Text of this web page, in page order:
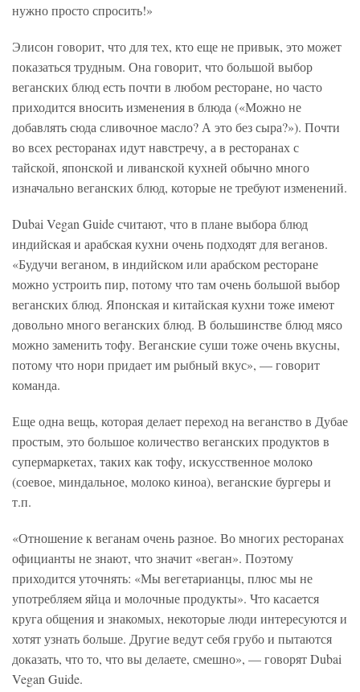
нужно просто спросить!»
Элисон говорит, что для тех, кто еще не привык, это может
показаться трудным. Она говорит, что большой выбор
веганских блюд есть почти в любом ресторане, но часто
приходится вносить изменения в блюда («Можно не
добавлять сюда сливочное масло? А это без сыра?»). Почти
во всех ресторанах идут навстречу, а в ресторанах с
тайской, японской и ливанской кухней обычно много
изначально веганских блюд, которые не требуют изменений.
Dubai Vegan Guide считают, что в плане выбора блюд
индийская и арабская кухни очень подходят для веганов.
«Будучи веганом, в индийском или арабском ресторане
можно устроить пир, потому что там очень большой выбор
веганских блюд. Японская и китайская кухни тоже имеют
довольно много веганских блюд. В большинстве блюд мясо
можно заменить тофу. Веганские суши тоже очень вкусны,
потому что нори придает им рыбный вкус», — говорит
команда.
Еще одна вещь, которая делает переход на веганство в Дубае
простым, это большое количество веганских продуктов в
супермаркетах, таких как тофу, искусственное молоко
(соевое, миндальное, молоко киноа), веганские бургеры и
т.п.
«Отношение к веганам очень разное. Во многих ресторанах
официанты не знают, что значит «веган». Поэтому
приходится уточнять: «Мы вегетарианцы, плюс мы не
употребляем яйца и молочные продукты». Что касается
круга общения и знакомых, некоторые люди интересуются и
хотят узнать больше. Другие ведут себя грубо и пытаются
доказать, что то, что вы делаете, смешно», — говорят Dubai
Vegan Guide.